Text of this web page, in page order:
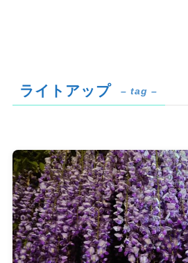
ライトアップ – tag –